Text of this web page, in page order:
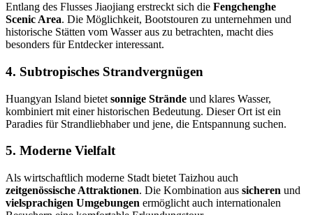
Entlang des Flusses Jiaojiang erstreckt sich die Fengchenghe
Scenic Area. Die Möglichkeit, Bootstouren zu unternehmen und
historische Stätten vom Wasser aus zu betrachten, macht dies
besonders für Entdecker interessant.
4. Subtropisches Strandvergnügen
Huangyan Island bietet sonnige Strände und klares Wasser,
kombiniert mit einer historischen Bedeutung. Dieser Ort ist ein
Paradies für Strandliebhaber und jene, die Entspannung suchen.
5. Moderne Vielfalt
Als wirtschaftlich moderne Stadt bietet Taizhou auch
zeitgenössische Attraktionen. Die Kombination aus sicheren und
vielsprachigen Umgebungen ermöglicht auch internationalen